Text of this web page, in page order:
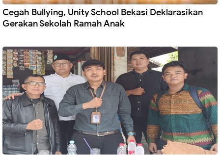
Cegah Bullying, Unity School Bekasi Deklarasikan
Gerakan Sekolah Ramah Anak